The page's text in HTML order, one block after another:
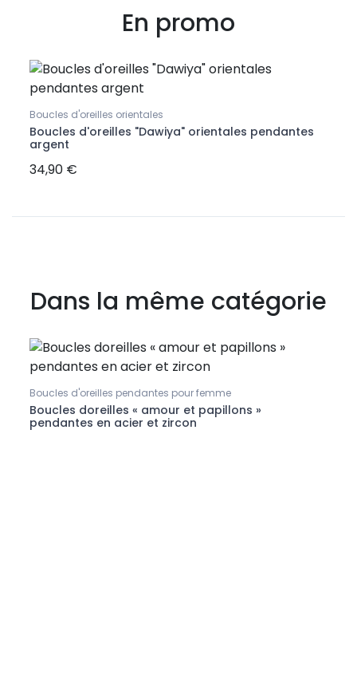
En promo
Boucles d'oreilles orientales
Boucles d'oreilles "Dawiya" orientales pendantes
argent
34,90 €
Dans la même catégorie
Boucles d'oreilles pendantes pour femme
Boucles doreilles « amour et papillons »
pendantes en acier et zircon